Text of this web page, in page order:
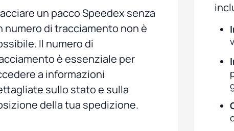
un pacco Speedex senza
numero di tracciamento non è
Il numero di
è essenziale per
a informazioni
sullo stato e sulla
della tua spedizione.